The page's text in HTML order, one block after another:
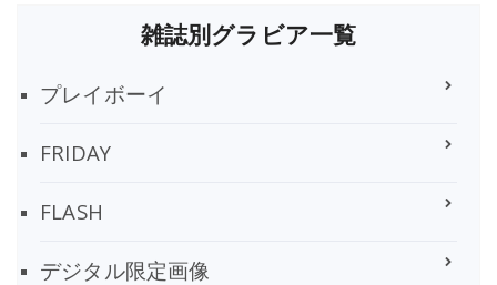
雑誌別グラビア一覧
プレイボーイ
FRIDAY
FLASH
デジタル限定画像